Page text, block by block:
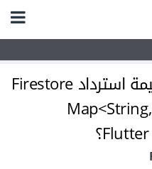
كيفية تحويل قيمة استرداد Firestore
من String إلى Map<String,